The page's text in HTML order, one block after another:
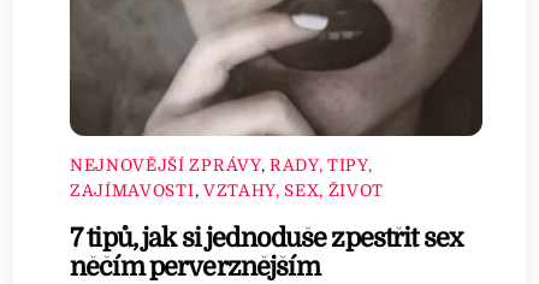
NEJNOVĚJŠÍ ZPRÁVY, RADY, TIPY,
ZAJÍMAVOSTI, VZTAHY, SEX, ŽIVOT
7 tipů, jak si jednoduše zpestřit sex
něčím perverznějším